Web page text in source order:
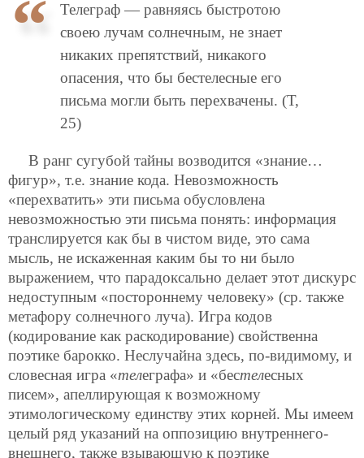
Телеграф — равняясь быстротою
своею лучам солнечным, не знает
никаких препятствий, никакого
опасения, что бы бестелесные его
письма могли быть перехвачены. (Т,
25)
В ранг сугубой тайны возводится «знание…
фигур», т.е. знание кода. Невозможность
«перехватить» эти письма обусловлена
невозможностью эти письма понять: информация
транслируется как бы в чистом виде, это сама
мысль, не искаженная каким бы то ни было
выражением, что парадоксально делает этот дискурс
недоступным «постороннему человеку» (ср. также
метафору солнечного луча). Игра кодов
(кодирование как раскодирование) свойственна
поэтике барокко. Неслучайна здесь, по-видимому, и
словесная игра «телеграфа» и «бестелесных
писем», апеллирующая к возможному
этимологическому единству этих корней. Мы имеем
целый ряд указаний на оппозицию внутреннего-
внешнего, также взывающую к поэтике